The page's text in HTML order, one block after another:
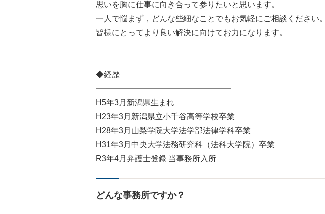
思いを胸に仕事に向き合って参りたいと思います。
一人で悩まず，どんな些細なことでもお気軽にご相談ください。
皆様にとってより良い解決に向けてお力になります。
◆経歴
━━━━━━━━━━━━━━━━━
H5年3月新潟県生まれ
H23年3月新潟県立小千谷高等学校卒業
H28年3月山梨学院大学法学部法律学科卒業
H31年3月中央大学法務研究科（法科大学院）卒業
R3年4月弁護士登録 当事務所入所
どんな事務所ですか？